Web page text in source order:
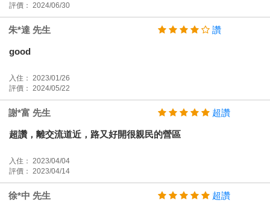
評價： 2024/06/30
朱*達 先生 讚
good
入住： 2023/01/26
評價： 2024/05/22
謝*富 先生 超讚
超讚，離交流道近，路又好開很親民的營區
入住： 2023/04/04
評價： 2023/04/14
徐*中 先生 超讚